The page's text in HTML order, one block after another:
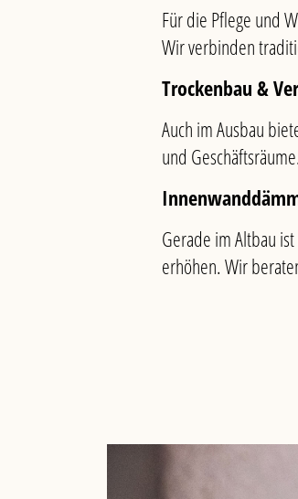
Für die Pflege und
Wir verbinden
Trockenbau &
Auch im Ausbau
und
Gerade im Altbau
erhöhen. Wir